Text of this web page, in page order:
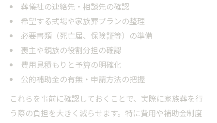
葬儀社の連絡先・相談先の確認
希望する式場や家族葬プランの整理
必要書類（死亡届、保険証等）の準備
喪主や親族の役割分担の確認
費用見積もりと予算の明確化
公的補助金の有無・申請方法の把握
これらを事前に確認しておくことで、実際に家族葬を行
う際の負担を大きく減らせます。特に費用や補助金制度